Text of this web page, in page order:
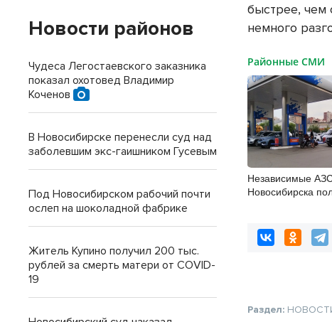
быстрее, чем
немного
Районные СМИ
Независимые
Новосибирска
Раздел:
Новости районов
Чудеса Легостаевского заказника
показал охотовед Владимир
Коченов
В Новосибирске перенесли суд над
заболевшим экс-гаишником Гусевым
Под Новосибирском рабочий почти
ослеп на шоколадной фабрике
Житель Купино получил 200 тыс.
рублей за смерть матери от COVID-
19